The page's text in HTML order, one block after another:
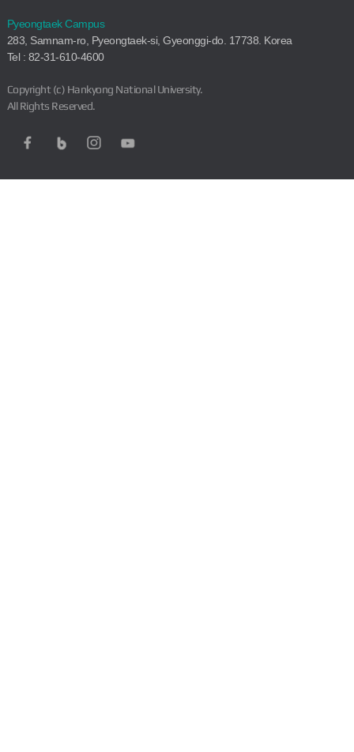
Pyeongtaek Campus
283, Samnam-ro, Pyeongtaek-si, Gyeonggi-do. 17738. Korea
Tel : 82-31-610-4600
Copyright (c) Hankyong National University.
All Rights Reserved.